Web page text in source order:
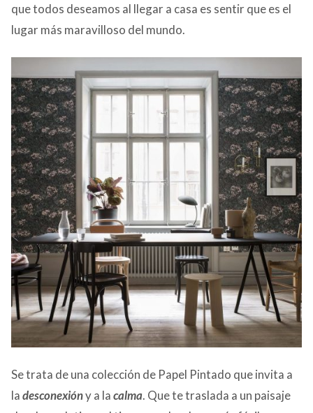
que todos deseamos al llegar a casa es sentir que es el
lugar más maravilloso del mundo.
Se trata de una colección de Papel Pintado que invita a
ladesconexióny a lacalma. Que te traslada a un paisaje